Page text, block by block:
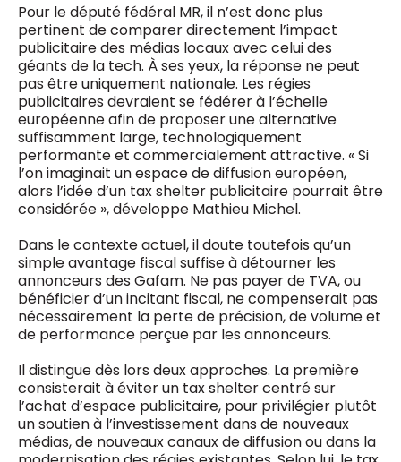
Pour le député fédéral MR, il n’est donc plus
pertinent de comparer directement l’impact
publicitaire des médias locaux avec celui des
géants de la tech. À ses yeux, la réponse ne peut
pas être uniquement nationale. Les régies
publicitaires devraient se fédérer à l’échelle
européenne afin de proposer une alternative
suffisamment large, technologiquement
performante et commercialement attractive. « Si
l’on imaginait un espace de diffusion européen,
alors l’idée d’un tax shelter publicitaire pourrait être
considérée », développe Mathieu Michel.
Dans le contexte actuel, il doute toutefois qu’un
simple avantage fiscal suffise à détourner les
annonceurs des Gafam. Ne pas payer de TVA, ou
bénéficier d’un incitant fiscal, ne compenserait pas
nécessairement la perte de précision, de volume et
de performance perçue par les annonceurs.
Il distingue dès lors deux approches. La première
consisterait à éviter un tax shelter centré sur
l’achat d’espace publicitaire, pour privilégier plutôt
un soutien à l’investissement dans de nouveaux
médias, de nouveaux canaux de diffusion ou dans la